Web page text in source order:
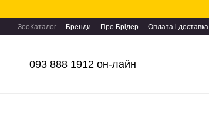
ЗооКаталог Бренди Про Брідер Оплата і доставка
093 888 1912 он-лайн